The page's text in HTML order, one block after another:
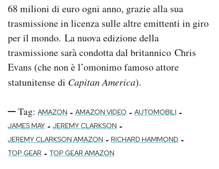
68 milioni di euro ogni anno, grazie alla sua
trasmissione in licenza sulle altre emittenti in giro
per il mondo. La nuova edizione della
trasmissione sarà condotta dal britannico Chris
Evans (che non è l’omonimo famoso attore
statunitense di Capitan America).
Tag: AMAZON - AMAZON VIDEO - AUTOMOBILI -
JAMES MAY - JEREMY CLARKSON -
JEREMY CLARKSON AMAZON - RICHARD HAMMOND -
TOP GEAR - TOP GEAR AMAZON